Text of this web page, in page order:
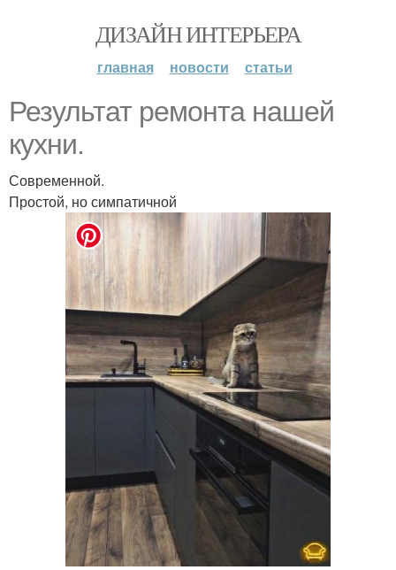
ДИЗАЙН ИНТЕРЬЕРА
главная новости статьи
Результат ремонта нашей
кухни.
Современной.
Простой, но симпатичной